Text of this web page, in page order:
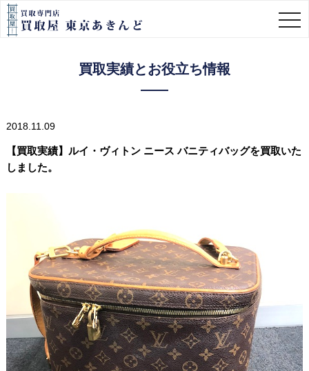
買取実績とお役立ち情報
2018.11.09
【買取実績】ルイ・ヴィトン ニース バニティバッグを買取いた
しました。